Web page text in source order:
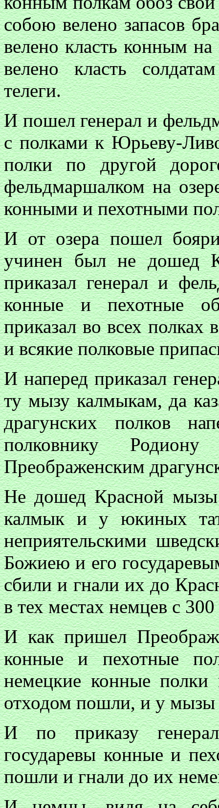
собою велено запасов
велено класть конным
велено класть
телеги.
И пошел генерал и
с полками к Юрьеву-
полки по другой
фельдмаршалком на
конными и пехотными
И от озера пошел
учинен был не дошед
приказал генерал и
конные и пехотные
приказал во всех полках
и всякие полковые
И наперед приказал
ту мызу калмыкам, да
драгунских полков
полковнику
Преображенским
Не дошед Красной мызы
калмык и у юкиных
неприятельскими
Божиею и его
сбили и гнали их до
в тех местах немцев с
И как пришел
конные и пехотные
немецкие конные
отходом пошли, и у мызы
И по приказу
государевы конные и
пошли и гнали до их